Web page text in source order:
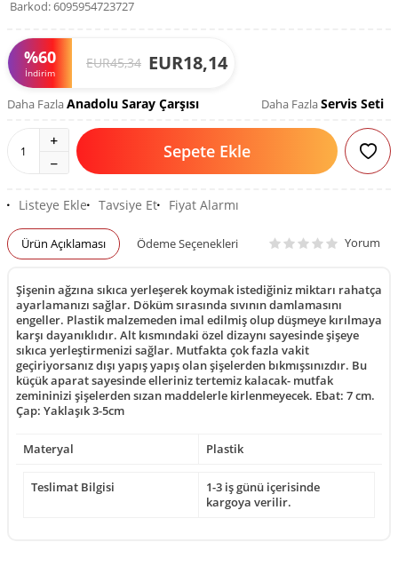
Barkod:6095954723727
%60
İndirim
EUR45,34 EUR18,14
Daha FazlaAnadolu Saray Çarşısı Daha FazlaServis Seti
Sepete Ekle
Listeye Ekle Tavsiye Et Fiyat Alarmı
Ürün Açıklaması Ödeme Seçenekleri Yorum
Şişenin ağzına sıkıca yerleşerek koymak istediğiniz miktarı rahatça
ayarlamanızı sağlar. Döküm sırasında sıvının damlamasını
engeller. Plastik malzemeden imal edilmiş olup düşmeye kırılmaya
karşı dayanıklıdır. Alt kısmındaki özel dizaynı sayesinde şişeye
sıkıca yerleştirmenizi sağlar. Mutfakta çok fazla vakit
geçiriyorsanız dışı yapış yapış olan şişelerden bıkmışsınızdır. Bu
küçük aparat sayesinde elleriniz tertemiz kalacak- mutfak
zemininizi şişelerden sızan maddelerle kirlenmeyecek. Ebat: 7 cm.
Çap: Yaklaşık 3-5cm
Materyal Plastik
Teslimat Bilgisi
1-3 iş günü içerisinde
kargoya verilir.